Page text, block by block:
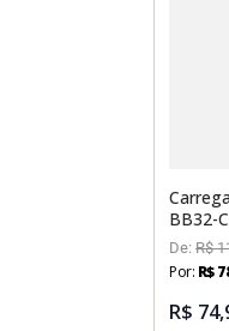
BB32-
De:R$
Por: R$
R$